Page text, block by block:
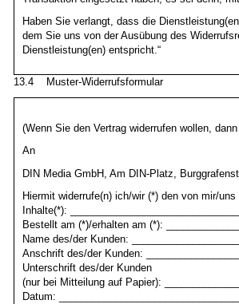
Haben Sie verlangt, dass die
dem Sie uns von der Ausübung des
Dienstleistung(en) entspricht.“
13.4 Muster-Widerrufsformular
(Wenn Sie den Vertrag widerrufen wollen,
An
DIN Media GmbH, Am DIN-Platz,
Hiermit widerrufe(n) ich/wir (*) den von mir/
Inhalte(*):
Bestellt am (*)/erhalten am (*):
Name des/der Kunden:
Anschrift des/der Kunden:
Unterschrift des/der Kunden
(nur bei Mitteilung auf Papier):
Datum: